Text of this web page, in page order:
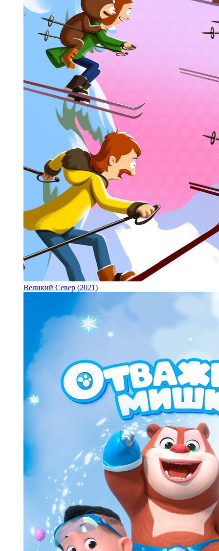
Великий Север (2021)